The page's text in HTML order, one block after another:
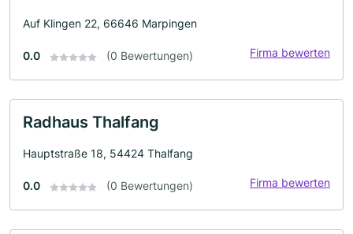
Auf Klingen 22, 66646 Marpingen
0.0 (0 Bewertungen) Firma bewerten
Radhaus Thalfang
Hauptstraße 18, 54424 Thalfang
0.0 (0 Bewertungen) Firma bewerten